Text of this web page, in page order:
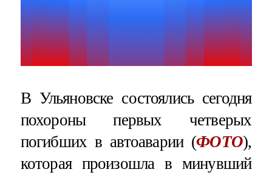
В Ульяновске состоялись сегодня
похороны первых четверых
погибших в автоаварии (ФОТО),
которая произошла в минувший